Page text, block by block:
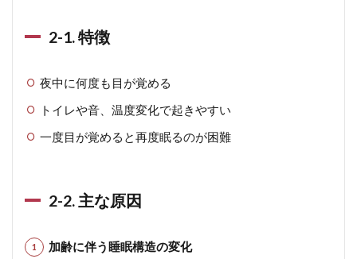
2-1. 特徴
夜中に何度も目が覚める
トイレや音、温度変化で起きやすい
一度目が覚めると再度眠るのが困難
2-2. 主な原因
加齢に伴う睡眠構造の変化